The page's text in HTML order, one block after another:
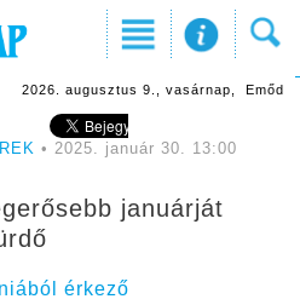
2026. augusztus 9., vasárnap, Emőd
• 2025. január 30. 13:00
januárját
érkező